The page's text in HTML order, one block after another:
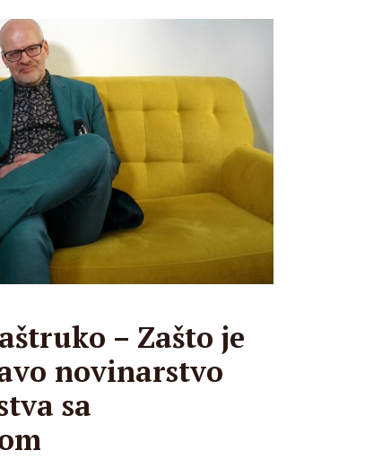
– Zašto je
novinarstvo
sa